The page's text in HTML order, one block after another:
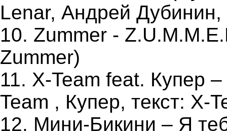
Lenar, Андрей Дубинин,
10. Zummer -
Zummer)
11. X-Team feat. Купер
Team , Купер, текст: X-
12. Mини-Бикини – Я